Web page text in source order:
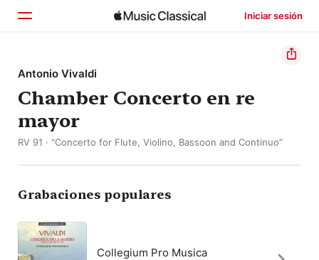
Iniciar sesión
Inicio
Explorar
Buscar
Antonio Vivaldi
Chamber Concerto en re
mayor
RV 91 · “Concerto for Flute, Violino, Bassoon and Continuo”
Grabaciones populares
Collegium Pro Musica